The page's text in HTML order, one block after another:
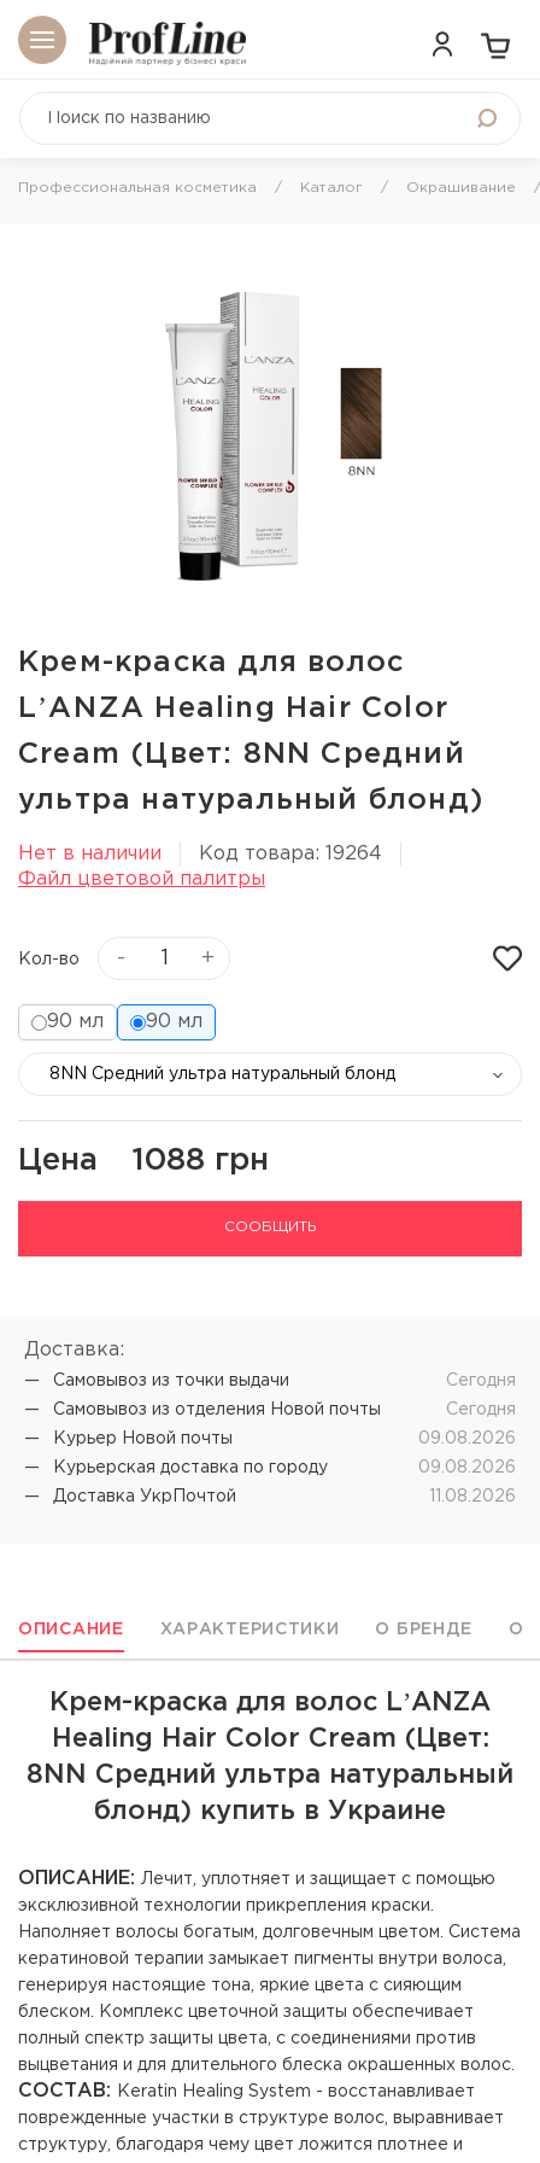
Профессиональная косметика Каталог Окрашивание
Крем-краска для волос
LʼANZA Healing Hair Color
Cream (Цвет: 8NN Средний
ультра натуральный блонд)
Нет в наличии
Код товара: 19264
Файл цветовой палитры
Кол-во - +
90 мл 90 мл
8NN Средний ультра натуральный блонд
Цена 1088 грн
СООБЩИТЬ
Доставка:
Самовывоз из точки выдачи
Сегодня
Самовывоз из отделения Новой почты
Сегодня
Курьер Новой почты
09.08.2026
Курьерская доставка по городу
09.08.2026
Доставка УкрПочтой
11.08.2026
ОПИСАНИЕ ХАРАКТЕРИСТИКИ О БРЕНДЕ
Крем-краска для волос LʼANZA
Healing Hair Color Cream (Цвет:
8NN Средний ультра натуральный
блонд) купить в Украине
ОПИСАНИЕ:Лечит, уплотняет и защищает с помощью
эксклюзивной технологии прикрепления краски.
Наполняет волосы богатым, долговечным цветом. Система
кератиновой терапии замыкает пигменты внутри волоса,
генерируя настоящие тона, яркие цвета с сияющим
блеском. Комплекс цветочной защиты обеспечивает
полный спектр защиты цвета, с соединениями против
выцветания и для длительного блеска окрашенных волос.
СОСТАВ:
Keratin Healing System - восстанавливает
поврежденные участки в структуре волос, выравнивает
структуру, благодаря чему цвет ложится плотнее и